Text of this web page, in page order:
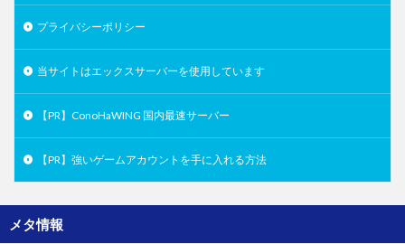
プライバシーポリシー
当サイトはエックスサーバーを使用しています
【PR】ConoHaWING 国内最速サーバー
【PR】強いゲームアカウントを手に入れる方法
メタ情報